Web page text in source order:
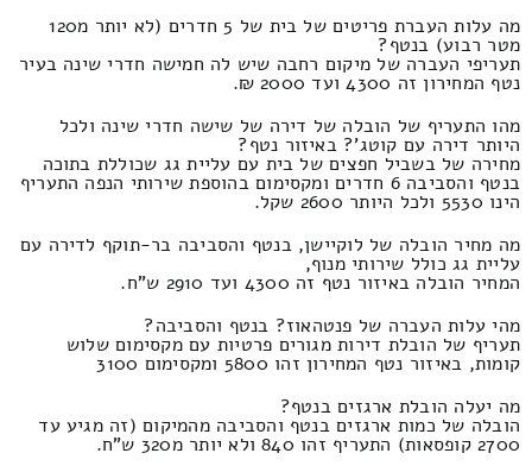
מה עלות העברת פריטים של בית של 5 חדרים (לא יותר מ120
מטר רבוע) בנטף?
תעריפי העברה של מיקום רחבה שיש לה חמישה חדרי שינה בעיר
נטף המחירון זה 4300 ועד 2000 ₪.
מהו התעריף של הובלה של דירה של שישה חדרי שינה ולכל
היותר דירה עם קוטג'? באיזור נטף?
מחירה של בשביל חפצים של בית עם עליית גג שכוללת בתוכה
בנטף והסביבה 6 חדרים ומקסימום בהוספת שירותי הנפה התעריף
הינו 5530 ולכל היותר 2600 שקל.
מה מחיר הובלה של לוקיישן, בנטף והסביבה בר-תוקף לדירה עם
עליית גג כולל שירותי מנוף,
המחיר הובלה באיזור נטף זה 4300 ועד 2910 ש"ח.
מהי עלות העברה של פנטהאוז? בנטף והסביבה?
תעריף של הובלת דירות מגורים פרטיות עם מקסימום שלוש
קומות, באיזור נטף המחירון זהו 5800 ומקסימום 3100
מה יעלה הובלת ארגזים בנטף?
הובלה של כמות ארגזים בנטף והסביבה מהמיקום (זה מגיע עד
2700 קופסאות) התעריף זהו 840 ולא יותר מ320 ש"ח.